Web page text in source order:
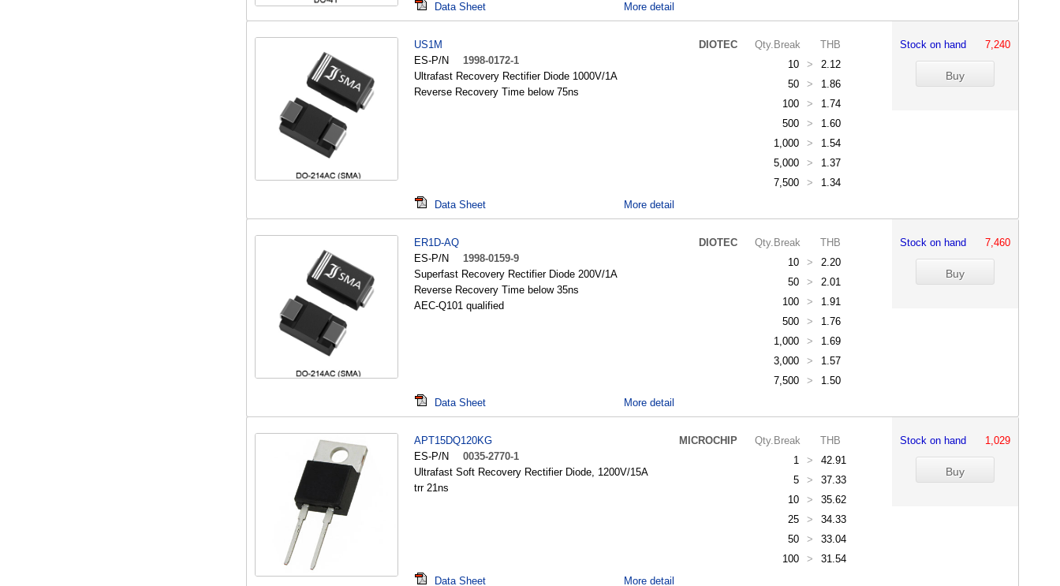
Data Sheet More detail
US1M
DIOTEC
ES-P/N
1998-0172-1
Ultrafast Recovery Rectifier Diode 1000V/1A
Reverse Recovery Time below 75ns
Qty.Break
THB
10
>
2.12
50
>
1.86
100
>
1.74
500
>
1.60
1,000
>
1.54
5,000
>
1.37
7,500
> 1.34
Stock on hand 7,240
Data Sheet More detail
ER1D-AQ
DIOTEC
ES-P/N
1998-0159-9
Superfast Recovery Rectifier Diode 200V/1A
Reverse Recovery Time below 35ns
AEC-Q101 qualified
Qty.Break
THB
10
>
2.20
50
>
2.01
100
>
1.91
500
>
1.76
1,000
>
1.69
3,000
>
1.57
7,500
> 1.50
Stock on hand 7,460
Data Sheet More detail
APT15DQ120KG
MICROCHIP
ES-P/N
0035-2770-1
Ultrafast Soft Recovery Rectifier Diode, 1200V/15A
trr 21ns
Qty.Break
THB
1
>
42.91
5
>
37.33
10
>
35.62
25
>
34.33
50
>
33.04
100
> 31.54
Stock on hand 1,029
Data Sheet More detail